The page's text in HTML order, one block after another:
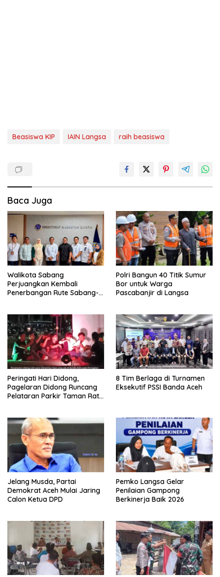
Beasiswa KIP IAIN Langsa raih beasiswa
Baca Juga
Walikota Sabang
Perjuangkan Kembali
Penerbangan Rute Sabang-
Polri Bangun 40 Titik Sumur
Bor untuk Warga
Pascabanjir di Langsa
Peringati Hari Didong,
Pagelaran Didong Runcang
Pelataran Parkir Taman Ratu
8 Tim Berlaga di Turnamen
Eksekutif PSSI Banda Aceh
Jelang Musda, Partai
Demokrat Aceh Mulai Jaring
Calon Ketua DPD
Pemko Langsa Gelar
Penilaian Gampong
Berkinerja Baik 2026